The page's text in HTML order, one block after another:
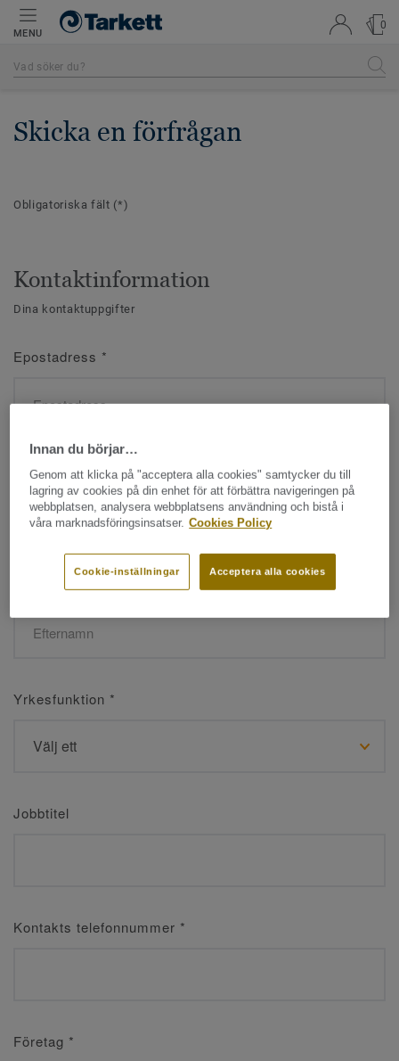
MENU
0
Skicka en förfrågan
Obligatoriska fält (*)
Kontaktinformation
Dina kontaktuppgifter
Epostadress *
Namn*
Efternamn*
Yrkesfunktion *
Jobbtitel
Kontakts telefonnummer *
Företag *
Innan du börjar…
Genom att klicka på "acceptera alla cookies" samtycker du till
lagring av cookies på din enhet för att förbättra navigeringen på
webbplatsen, analysera webbplatsens användning och bistå i
våra marknadsföringsinsatser. Cookies Policy
Acceptera alla cookies
Cookie-inställningar